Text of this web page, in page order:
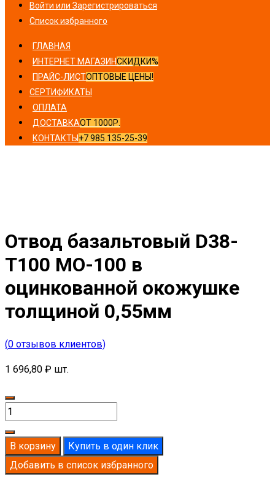
Войти или Зарегистрироваться
Список избранного
ГЛАВНАЯ
ИНТЕРНЕТ МАГАЗИНСКИДКИ%
ПРАЙС-ЛИСТОПТОВЫЕ ЦЕНЫ!
СЕРТИФИКАТЫ
ОПЛАТА
ДОСТАВКАОТ 1000Р.
КОНТАКТЫ +7 985 135-25-39
Отвод базальтовый D38-
T100 MO-100 в
оцинкованной окожушке
толщиной 0,55мм
(0 отзывов клиентов)
1 696,80 ₽ шт.
Количество
товара
Отвод
базальтовый
D38-
В корзину
Купить в один клик
Добавить в список избранного